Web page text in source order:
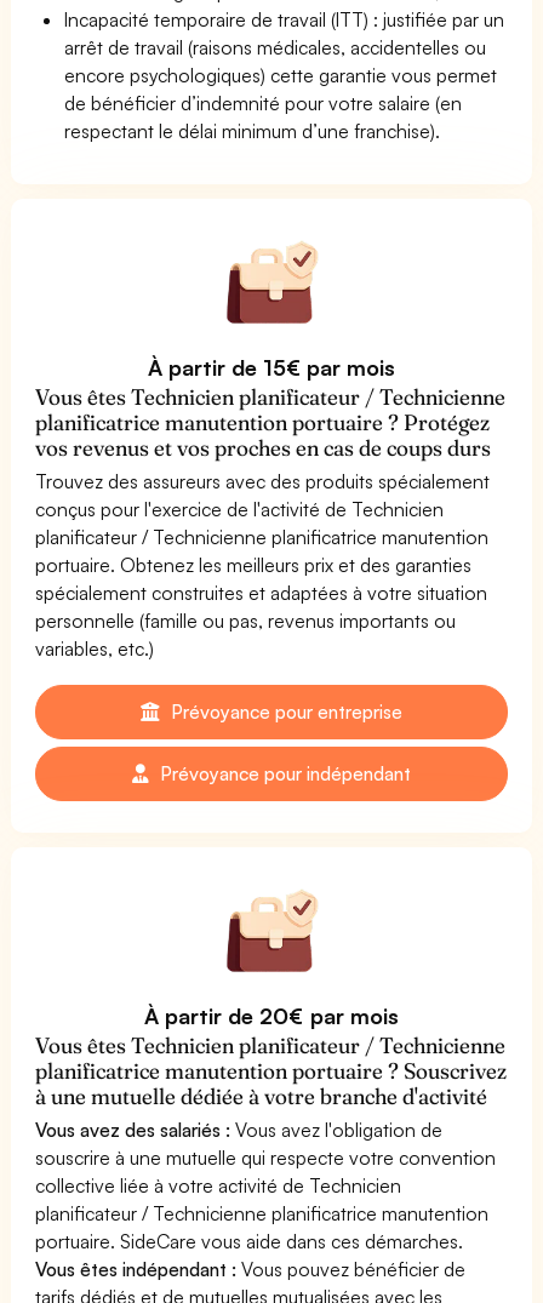
Incapacité temporaire de travail (ITT) : justifiée par un
arrêt de travail (raisons médicales, accidentelles ou
encore psychologiques) cette garantie vous permet
de bénéficier d’indemnité pour votre salaire (en
respectant le délai minimum d’une franchise).
À partir de 15€ par mois
Vous êtes Technicien planificateur / Technicienne
planificatrice manutention portuaire ? Protégez
vos revenus et vos proches en cas de coups durs
Trouvez des assureurs avec des produits spécialement
conçus pour l'exercice de l'activité de Technicien
planificateur / Technicienne planificatrice manutention
portuaire. Obtenez les meilleurs prix et des garanties
spécialement construites et adaptées à votre situation
personnelle (famille ou pas, revenus importants ou
variables, etc.)
Prévoyance pour entreprise
Prévoyance pour indépendant
À partir de 20€ par mois
Vous êtes Technicien planificateur / Technicienne
planificatrice manutention portuaire ? Souscrivez
à une mutuelle dédiée à votre branche d'activité
Vous avez des salariés : Vous avez l'obligation de
souscrire à une mutuelle qui respecte votre convention
collective liée à votre activité de Technicien
planificateur / Technicienne planificatrice manutention
portuaire. SideCare vous aide dans ces démarches.
Vous êtes indépendant : Vous pouvez bénéficier de
tarifs dédiés et de mutuelles mutualisées avec les